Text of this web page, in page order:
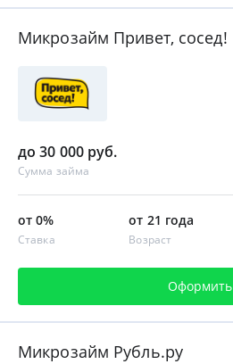
Микрозайм Привет, сосед!
до 30 000 руб.
Сумма займа
от 0%
Ставка
от 21 года
Возраст
Оформить
Микрозайм Рубль.ру